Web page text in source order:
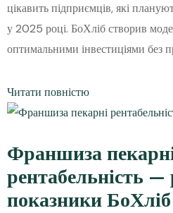
цікавить підприємців, які
у 2025 році. БоХліб створив
оптимальними інвестиціями без
Читати повністю
Франшиза
рентабельність —
показники БоХліб